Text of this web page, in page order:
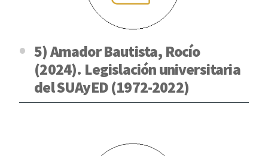
5) Amador Bautista, Rocío
(2024). Legislación universitaria
del SUAyED (1972-2022)